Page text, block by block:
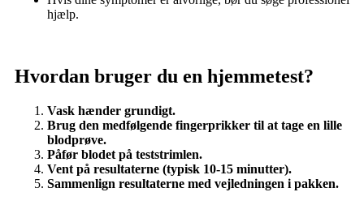
hjælp.
Hvordan bruger du en hjemmetest?
Vask hænder grundigt.
Brug den medfølgende fingerprikker til at tage en lille
blodprøve.
Påfør blodet på teststrimlen.
Vent på resultaterne (typisk 10-15 minutter).
Sammenlign resultaterne med vejledningen i pakken.